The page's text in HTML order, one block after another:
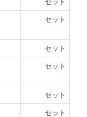
セット
セット
セット
セット
セット